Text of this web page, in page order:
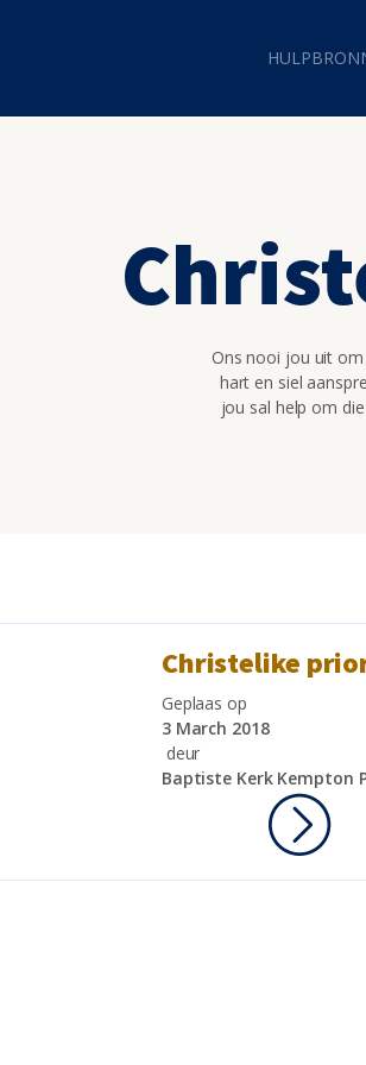
Ons nooi jou uit
hart en siel
jou sal help om
Christelike
Geplaas op
3 March 2018
deur
Baptiste Kerk Kempton